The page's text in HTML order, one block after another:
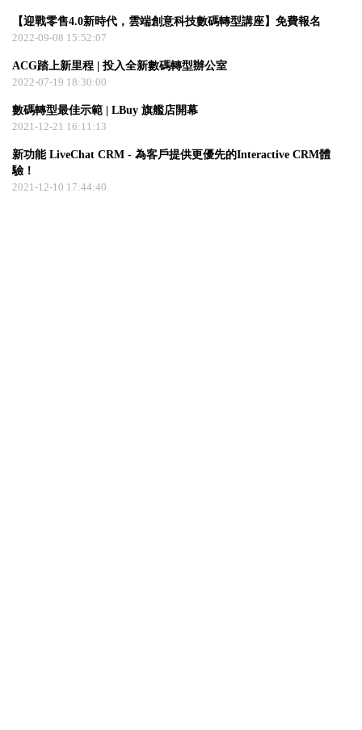
【迎戰零售4.0新時代，雲端創意科技數碼轉型講座】免費報名
2022-09-08 15:52:07
ACG踏上新里程 | 投入全新數碼轉型辦公室
2022-07-19 18:30:00
數碼轉型最佳示範 | LBuy 旗艦店開幕
2021-12-21 16:11:13
新功能 LiveChat CRM - 為客戶提供更優先的Interactive CRM體
驗！
2021-12-10 17:44:40